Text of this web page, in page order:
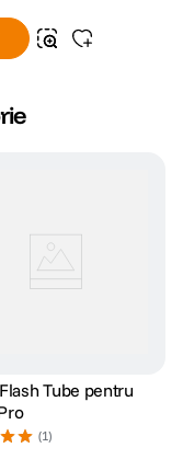
Tube pentru
(1)